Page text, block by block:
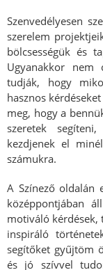
Szenvedélyesen
szerelem
bölcsességük és
Ugyanakkor nem
tudják, hogy
hasznos
meg, hogy a
szeretek
kezdjenek el
számukra.
A Színező oldalán
középpontjában
motiváló kérdések,
inspiráló
segítőket gyűjtöm
és jó szívvel